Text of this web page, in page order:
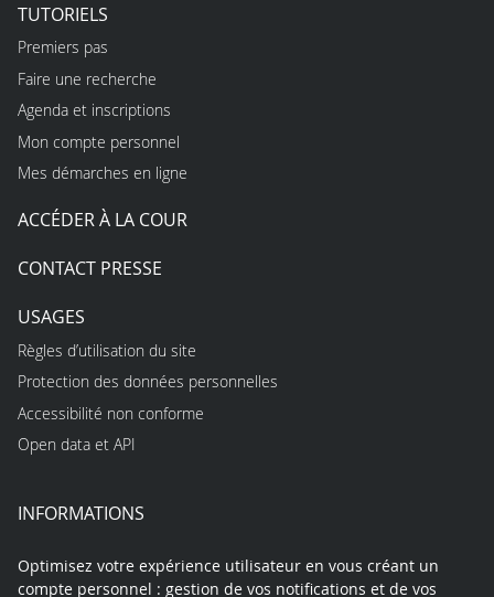
TUTORIELS
Premiers pas
Faire une recherche
Agenda et inscriptions
Mon compte personnel
Mes démarches en ligne
ACCÉDER À LA COUR
CONTACT PRESSE
USAGES
Règles d’utilisation du site
Protection des données personnelles
Accessibilité non conforme
Open data et API
INFORMATIONS
Optimisez votre expérience utilisateur en vous créant un
compte personnel : gestion de vos notifications et de vos